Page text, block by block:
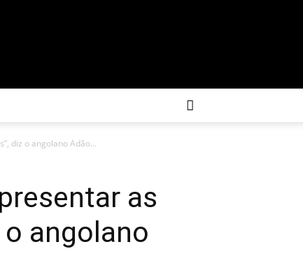
diz o angolano Adão...
as
angolano